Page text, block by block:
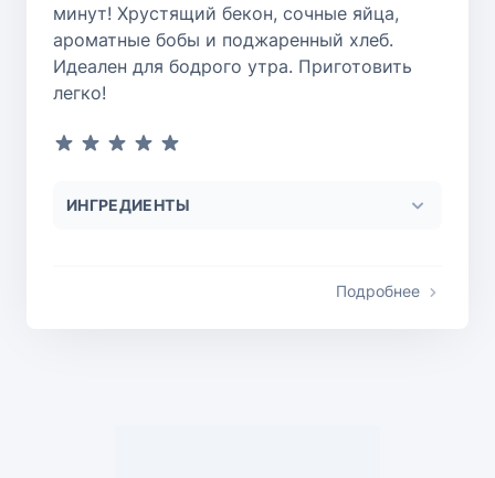
минут! Хрустящий бекон, сочные яйца,
ароматные бобы и поджаренный хлеб.
Идеален для бодрого утра. Приготовить
легко!
ИНГРЕДИЕНТЫ
Подробнее